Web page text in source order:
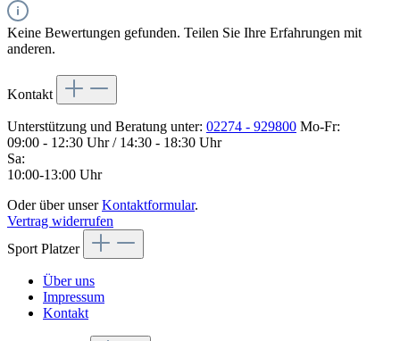
Keine Bewertungen gefunden. Teilen Sie Ihre Erfahrungen mit
anderen.
Kontakt
Unterstützung und Beratung unter: 02274 - 929800 Mo-Fr:
09:00 - 12:30 Uhr / 14:30 - 18:30 Uhr
Sa:
10:00-13:00 Uhr
Oder über unserKontaktformular.
Vertrag widerrufen
Sport Platzer
Über uns
Impressum
Kontakt